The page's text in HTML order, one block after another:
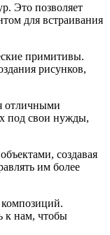
Это позволяет
для встраивания
примитивы.
рисунков,
отличными
под свои нужды,
создавая
им более
к нам, чтобы